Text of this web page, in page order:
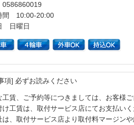
間 10:00-20:00
日曜日
項] 必ずお読みください
工賃、ご予約等につきましては、お客様
け工賃は、取付サービス店にてお支払いく
は、取付サービス店より取付料マージン